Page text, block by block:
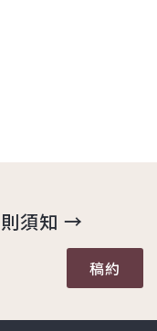
則須知 →
稿約